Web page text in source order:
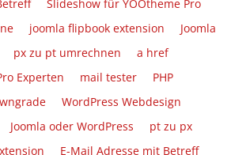
Slideshow für YOOtheme Pro
joomla flipbook extension
Joomla
px zu pt umrechnen
a href
Experten
mail tester
PHP
WordPress Webdesign
Joomla oder WordPress
pt zu px
E-Mail Adresse mit Betreff